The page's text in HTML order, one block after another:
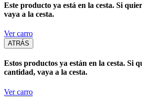
Este producto ya está en la cesta. Si
vaya a la cesta.
Ver carro
ATRÁS
Estos productos ya están en la cesta. Si
cantidad, vaya a la cesta.
Ver carro